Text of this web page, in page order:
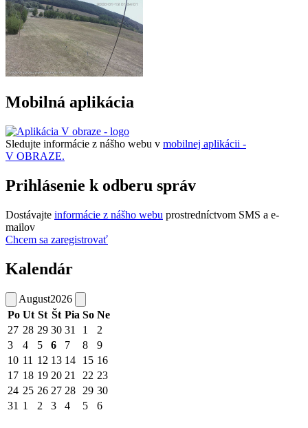
Mobilná aplikácia
Sledujte informácie z nášho webu v mobilnej aplikácii -
V OBRAZE.
Prihlásenie k odberu správ
Dostávajte informácie z nášho webu prostredníctvom SMS a e-
mailov
Chcem sa zaregistrovať
Kalendár
August2026
Po Ut St Št Pia So Ne
27 28 29 30 31 1
2
3
4 5 6 7 8
9
10 11 12 13 14 15 16
17 18 19 20 21 22 23
24 25 26 27 28 29 30
31 1 2 3 4 5 6